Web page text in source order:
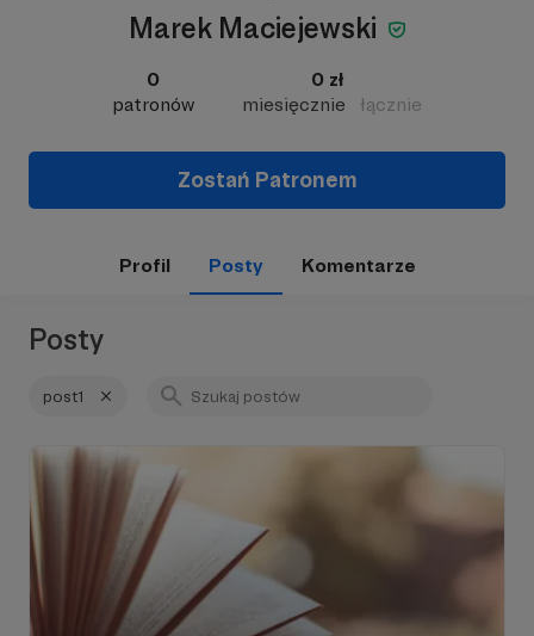
Marek Maciejewski
0
patronów
0 zł
miesięcznie
łącznie
Zostań Patronem
Profil Posty Komentarze
Posty
post1